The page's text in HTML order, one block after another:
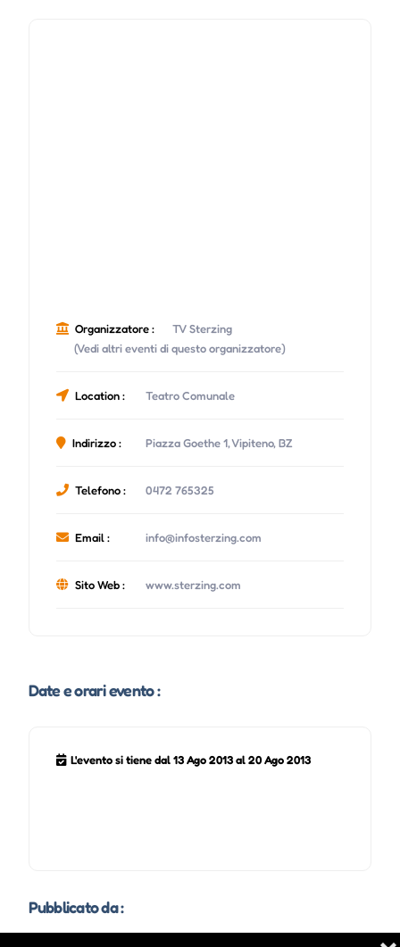
Organizzatore :
TV Sterzing
(Vedi altri eventi di questo organizzatore)
Location : Teatro Comunale
Indirizzo : Piazza Goethe 1, Vipiteno, BZ
Telefono : 0472 765325
Email : info@infosterzing.com
Sito Web : www.sterzing.com
Date e orari evento :
L'evento si tiene dal 13 Ago 2013 al 20 Ago 2013
Pubblicato da :